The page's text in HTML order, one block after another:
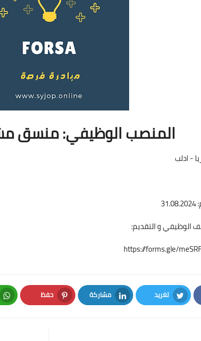
المنصب الوظيفي: منسق
- ادلب
الوظيفي و التقديم:
https://forms.gle/
تغريد
Twitter
مشاركة
LinkedIn
حفظ
Pinterest